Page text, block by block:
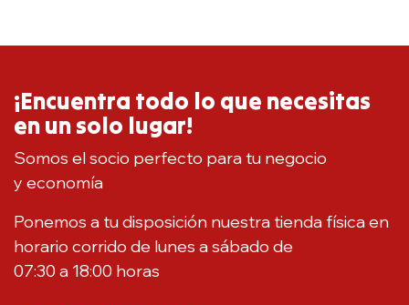
¡Encuentra todo lo que necesitas
en un solo lugar!
Somos el socio perfecto para tu negocio
y economía
Ponemos a tu disposición nuestra tienda física en
horario corrido de lunes a sábado de
07:30 a 18:00 horas